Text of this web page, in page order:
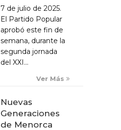
7 de julio de 2025.
El Partido Popular
aprobó este fin de
semana, durante la
segunda jornada
del XXI...
Ver Más
Nuevas
Generaciones
de Menorca